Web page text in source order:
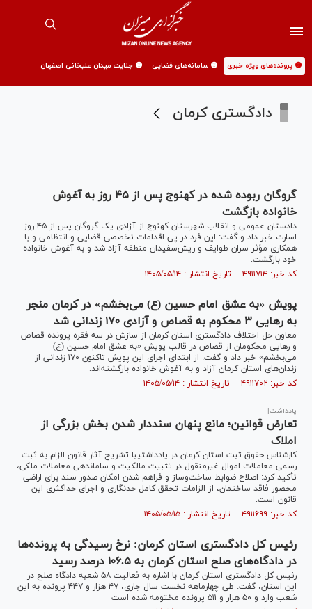
🟡 پرونده‌های ویژه خبری 🟡 سامانه‌های قضایی 🟡 جنایت میدان علیخانی اصفهان
دادگستری کرمان
گروگان ربوده‌ شده در کهنوج پس از ۴۵ روز به آغوش
خانواده بازگشت
دادستان عمومی و انقلاب شهرستان کهنوج از آزادی یک گروگان پس از ۴۵ روز
اسارت خبر داد و گفت: این فرد در پی اقدامات تخصصی قضایی و انتظامی و با
همکاری مؤثر سران طوایف و ریش‌سفیدان منطقه آزاد شد و به آغوش خانواده
خود بازگشت.
کد خبر: ۴۹۱۱۷۱۴ تاریخ انتشار : ۱۴۰۵/۰۵/۱۴
پویش «به عشق امام حسین (ع) می‌بخشم» در کرمان منجر
به رهایی ۳ محکوم به قصاص و آزادی ۱۷۰ زندانی شد
معاون حل اختلاف دادگستری استان کرمان از سازش در سه فقره پرونده قصاص
و رهایی محکومان از قصاص در قالب پویش «به عشق امام حسین (ع)
می‌بخشم» خبر داد و گفت: از ابتدای اجرای این پویش تاکنون ۱۷۰ زندانی از
زندان‌های استان کرمان آزاد و به آغوش خانواده بازگشته‌اند.
کد خبر: ۴۹۱۱۷۰۲ تاریخ انتشار : ۱۴۰۵/۰۵/۱۴
یادداشت|
تعارض قوانین؛ مانع پنهان سنددار شدن بخش بزرگی از
املاک
کارشناس حقوق ثبت استان کرمان در یادداشتیبا تشریح آثار قانون الزام به ثبت
رسمی معاملات اموال غیرمنقول در تثبیت مالکیت و ساماندهی معاملات ملکی،
تأکید کرد: اصلاح ضوابط ساخت‌وساز و فراهم شدن امکان صدور سند برای اراضی
محصور فاقد ساختمان، از الزامات تحقق کامل حدنگاری و اجرای حداکثری این
قانون است.
کد خبر: ۴۹۱۱۶۹۹ تاریخ انتشار : ۱۴۰۵/۰۵/۱۵
رئیس کل دادگستری استان کرمان: نرخ رسیدگی به پرونده‌ها
در دادگاه‌های صلح استان کرمان به ۱۰۶.۵ درصد رسید
رئیس کل دادگستری استان کرمان با اشاره به فعالیت ۵۸ شعبه دادگاه صلح در
این استان، گفت: طی چهارماهه نخست سال جاری، ۴۷ هزار و ۴۴۷ پرونده به این
شعب وارد و ۵۰ هزار و ۵۱۱ پرونده مختومه شده است